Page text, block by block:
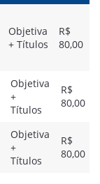
Objetiva
+ Títulos
R$
80,00
Objetiva
+
Títulos
R$
80,00
Objetiva
+
Títulos
R$
80,00